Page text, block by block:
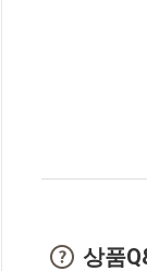
상품